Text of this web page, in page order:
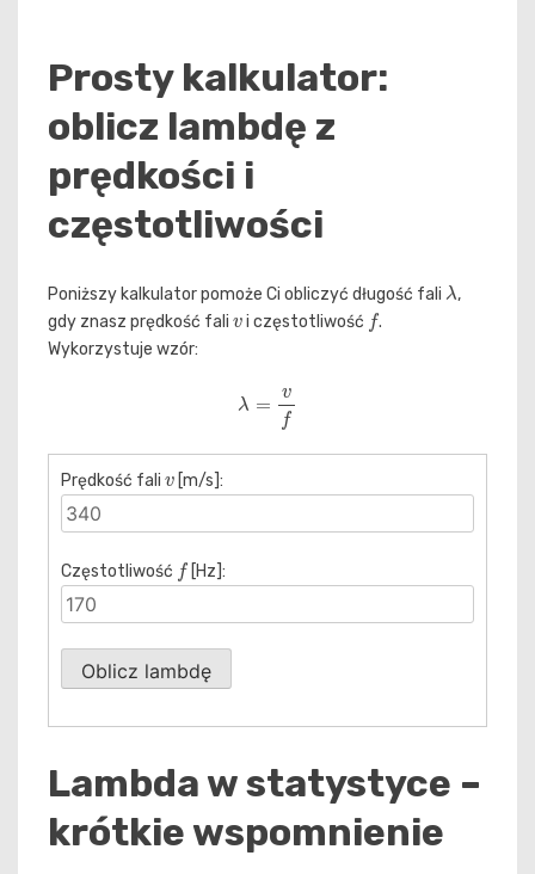
Prosty kalkulator:
oblicz lambdę z
prędkości i
częstotliwości
Poniższy kalkulator pomoże Ci obliczyć długość fali
λ
,
gdy znasz prędkość fali
i częstotliwość
f
.
Wykorzystuje wzór:
f
Prędkość fali [m/s]:
Częstotliwość
f
[Hz]:
Oblicz lambdę
Lambda w statystyce –
krótkie wspomnienie